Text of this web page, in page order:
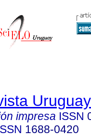
impresa ISSN
1688-0420